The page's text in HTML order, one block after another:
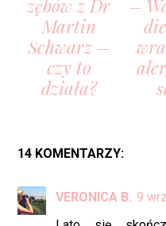
zębów z Dr
Martin
Schwarz –
czy to
działa?
–
14 KOMENTARZY:
VERONICA B. 9